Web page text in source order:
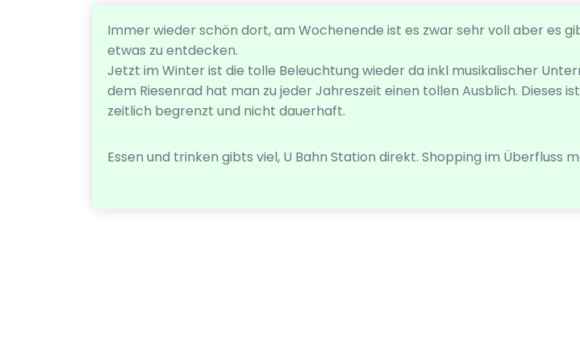
Immer wieder schön dort, am Wochenende ist es zwar sehr voll aber es
etwas zu entdecken.
Jetzt im Winter ist die tolle Beleuchtung wieder da inkl musikalischer
dem Riesenrad hat man zu jeder Jahreszeit einen tollen Ausblich. Dieses
zeitlich begrenzt und nicht dauerhaft.
Essen und trinken gibts viel, U Bahn Station direkt. Shopping im Überfluss